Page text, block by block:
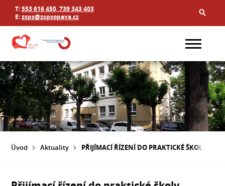
T:553 616 450, 739 343 403
E:zsps@zspsopava.cz
Úvod Aktuality PŘIJÍMACÍ ŘÍZENÍ DO PRAKTICKÉ ŠKOLY